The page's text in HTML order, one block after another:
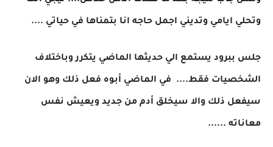
وتحلي ايامي وتديني اجمل حاجه انا بتمناها في حياتي ....
جلس ببرود يستمع الي حديثها الماضي يتكرر وباختلاف
الشخصيات فقط.... في الماضي أبوه فعل ذلك وهو الان
سيفعل ذلك والا سيخلق أدم من جديد ويعيش نفس
معاناته ......